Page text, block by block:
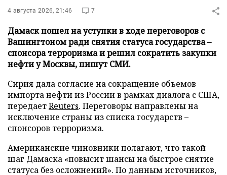
4 августа 2026, 21:46 7
Дамаск пошел на уступки в ходе переговоров с
Вашингтоном ради снятия статуса государства –
спонсора терроризма и решил сократить закупки
нефти у Москвы, пишут СМИ.
Сирия дала согласие на сокращение объемов
импорта нефти из России в рамках диалога с США,
передаетReuters. Переговоры направлены на
исключение страны из списка государств –
спонсоров терроризма.
Американские чиновники полагают, что такой
шаг Дамаска «повысит шансы на быстрое снятие
статуса без осложнений». По данным источников,